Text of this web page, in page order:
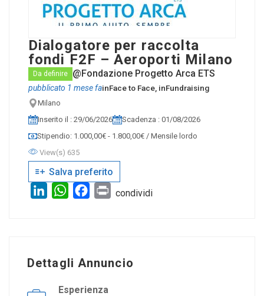
Dialogatore per raccolta
fondi F2F – Aeroporti Milano
Da definire @Fondazione Progetto Arca ETS
pubblicato 1 mese fainFace to Face , inFundraising
Milano
Inserito il : 29/06/2026
Scadenza : 01/08/2026
Stipendio: 1.000,00€ - 1.800,00€ / Mensile lordo
View(s) 635
Salva preferito
LinkedInWhatsAppFacebook
Print
condividi
Dettagli Annuncio
Esperienza